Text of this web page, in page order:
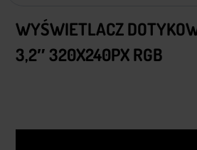
WYŚWIETLACZ
3,2″ 320X240PX RGB